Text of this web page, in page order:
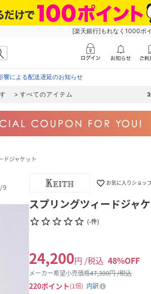
[楽天銀行]もれなく1000ポ
響による配送遅延のお知らせ
すべてのアイテム
ドジャケット
/9 favorite_border お気に入りショッ
スプリングツィードジャ
star_borderstar_borderstar_borderstar_borderstar_border (-件)
24,200円 /税込 48%OFF
メーカー希望小売価格47,300円 /税込
220ポイント 1倍 内訳